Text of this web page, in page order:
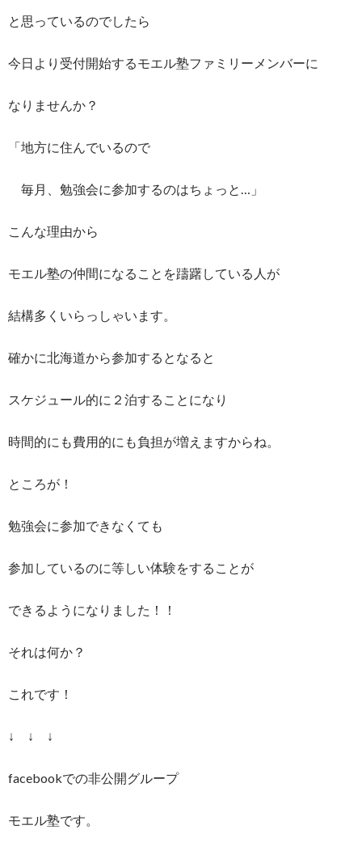
と思っているのでしたら
今日より受付開始するモエル塾ファミリーメンバーに
なりませんか？
「地方に住んでいるので
毎月、勉強会に参加するのはちょっと…」
こんな理由から
モエル塾の仲間になることを躊躇している人が
結構多くいらっしゃいます。
確かに北海道から参加するとなると
スケジュール的に２泊することになり
時間的にも費用的にも負担が増えますからね。
ところが！
勉強会に参加できなくても
参加しているのに等しい体験をすることが
できるようになりました！！
それは何か？
これです！
↓ ↓ ↓
facebookでの非公開グループ
モエル塾です。